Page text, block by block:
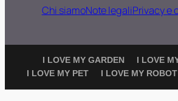
Chi siamoNote legaliPrivacy e
I LOVE MY GARDEN
I LOVE
I LOVE MY PET
I LOVE MY ROBOT